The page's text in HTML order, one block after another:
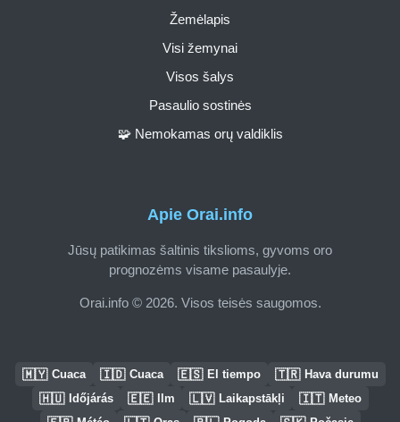
Apie Orai.info
Jūsų patikimas šaltinis tikslioms, gyvoms oro
prognozėms visame pasaulyje.
Orai.info © 2026. Visos teisės saugomos.
Žemėlapis
Visi žemynai
Visos šalys
Pasaulio sostinės
🧩 Nemokamas orų valdiklis
🇲🇾 Cuaca 🇮🇩 Cuaca 🇪🇸 El tiempo 🇹🇷 Hava durumu
🇭🇺 Időjárás 🇪🇪 Ilm 🇱🇻 Laikapstākļi 🇮🇹 Meteo